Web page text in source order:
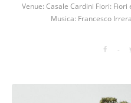
Venue: Casale Cardini Fiori:
Musica: Francesco